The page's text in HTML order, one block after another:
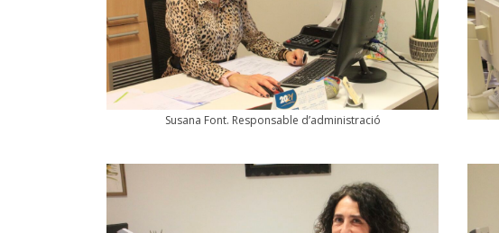
Susana Font. Responsable d’administració